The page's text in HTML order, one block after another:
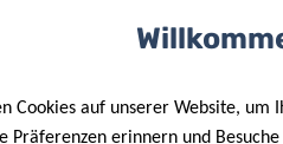
Cookies auf unserer Website, um
Präferenzen erinnern und